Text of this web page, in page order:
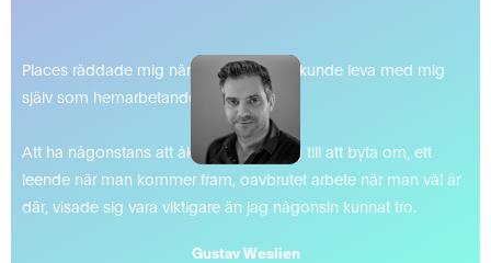
Places räddade mig när jag inte längre kunde leva med mig
själv som hemarbetande.
Att ha någonstans att åka, en anledning till att byta om, ett
leende när man kommer fram, oavbrutet arbete när man väl är
där, visade sig vara viktigare än jag någonsin kunnat tro.
Gustav Weslien